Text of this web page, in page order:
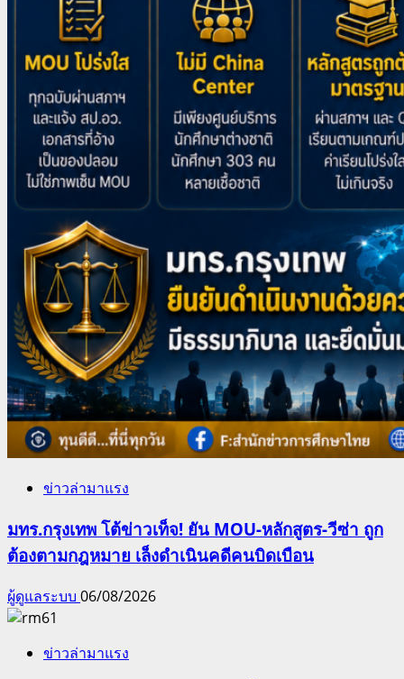
ข่าวล่ามาแรง
มทร.กรุงเทพ โต้ข่าวเท็จ! ยัน MOU-หลักสูตร-วีซ่า ถูก
ต้องตามกฎหมาย เล็งดำเนินคดีคนบิดเบือน
ผู้ดูแลระบบ 06/08/2026
ข่าวล่ามาแรง